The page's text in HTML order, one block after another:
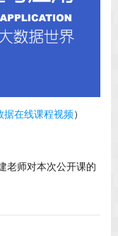
据在线课程视频）
老师对本次公开课的